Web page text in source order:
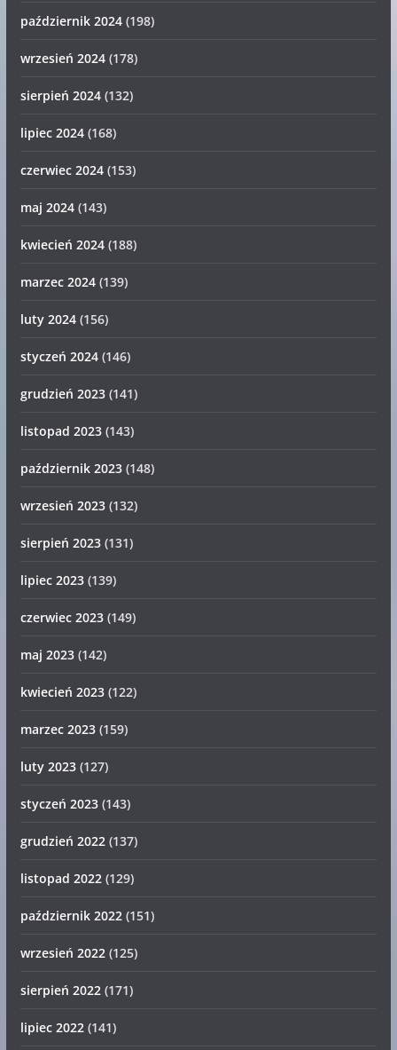
październik 2024(198)
wrzesień 2024(178)
sierpień 2024(132)
lipiec 2024(168)
czerwiec 2024(153)
maj 2024(143)
kwiecień 2024(188)
marzec 2024(139)
luty 2024(156)
styczeń 2024(146)
grudzień 2023(141)
listopad 2023(143)
październik 2023(148)
wrzesień 2023(132)
sierpień 2023(131)
lipiec 2023(139)
czerwiec 2023(149)
maj 2023(142)
kwiecień 2023(122)
marzec 2023(159)
luty 2023(127)
styczeń 2023(143)
grudzień 2022(137)
listopad 2022(129)
październik 2022(151)
wrzesień 2022(125)
sierpień 2022(171)
lipiec 2022(141)